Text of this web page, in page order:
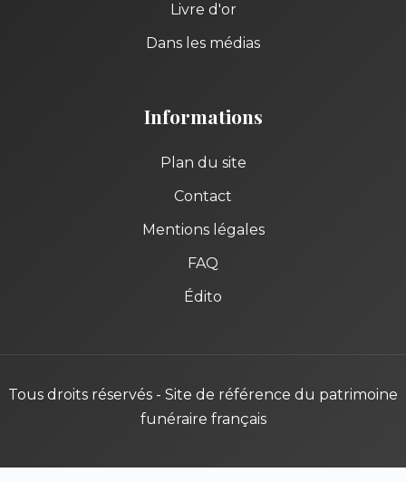
Livre d'or
Dans les médias
Informations
Plan du site
Contact
Mentions légales
FAQ
Édito
Tous droits réservés - Site de référence du patrimoine
funéraire français